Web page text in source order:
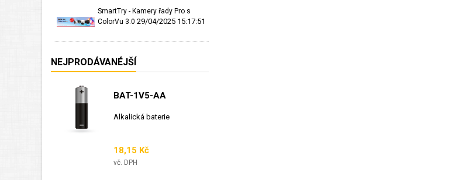
SmartTry - Kamery řady Pro s
ColorVu 3.0 29/04/2025 15:17:51
NEJPRODÁVANÉJŠÍ
BAT-1V5-AA
Alkalická baterie
Cena
18,15 Kč
vč. DPH